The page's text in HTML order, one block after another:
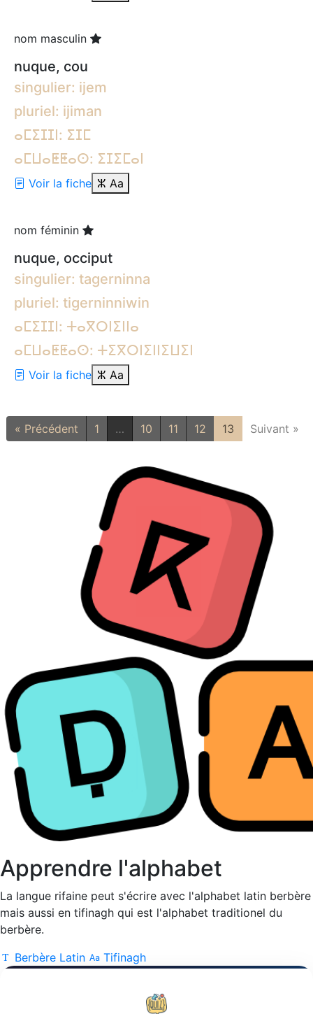
nom masculin
nuque, cou
singulier: ijem
pluriel: ijiman
ⴰⵎⵉⵊⵊⵏ: ⵉⵊⵎ
ⴰⵎⵡⴰⵟⵟⴰⵙ: ⵉⵊⵉⵎⴰⵏ
Voir la fiche ⵣ Aa
nom féminin
nuque, occiput
singulier: tagerninna
pluriel: tigerninniwin
ⴰⵎⵉⵊⵊⵏ: ⵜⴰⴳⵔⵏⵉⵏⵏⴰ
ⴰⵎⵡⴰⵟⵟⴰⵙ: ⵜⵉⴳⵔⵏⵉⵏⵏⵉⵡⵉⵏ
Voir la fiche ⵣ Aa
« Précédent 1 … 10 11 12 13 Suivant »
Apprendre l'alphabet
La langue rifaine peut s'écrire avec l'alphabet latin berbère
mais aussi en tifinagh qui est l'alphabet traditionel du
berbère.
Berbère Latin
Tifinagh